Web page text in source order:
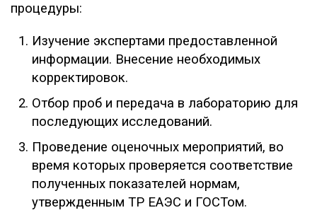
процедуры:
Изучение экспертами предоставленной
информации. Внесение необходимых
корректировок.
Отбор проб и передача в лабораторию для
последующих исследований.
Проведение оценочных мероприятий, во
время которых проверяется соответствие
полученных показателей нормам,
утвержденным ТР ЕАЭС и ГОСТом.